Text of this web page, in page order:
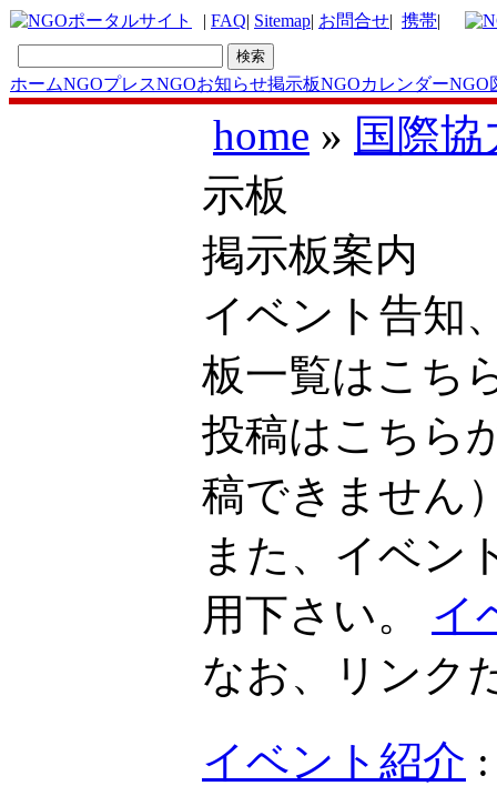
| FAQ| Sitemap| お問合せ| 携帯|
ホームNGOプレスNGOお知らせ掲示板NGOカレンダーNGO
home » 国際
示板
掲示板案内
イベント告知
板一覧はこ
投稿はこち
稿できません
また、イベン
用下さい。 イ
なお、リンク
イベント紹介